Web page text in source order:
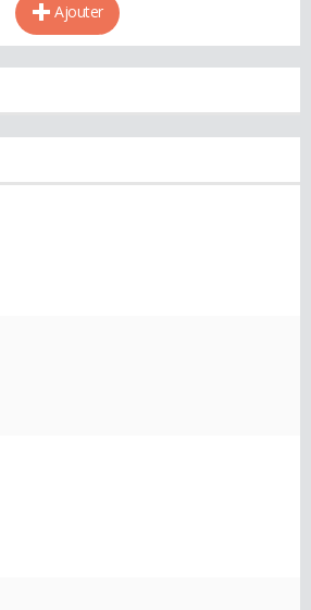
Ajouter